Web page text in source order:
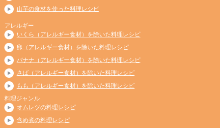
山芋の食材を使った料理レシピ
アレルギー
いくら（アレルギー食材）を除いた料理レシピ
卵（アレルギー食材）を除いた料理レシピ
バナナ（アレルギー食材）を除いた料理レシピ
さば（アレルギー食材）を除いた料理レシピ
もも（アレルギー食材）を除いた料理レシピ
料理ジャンル
オムレツの料理レシピ
含め煮の料理レシピ